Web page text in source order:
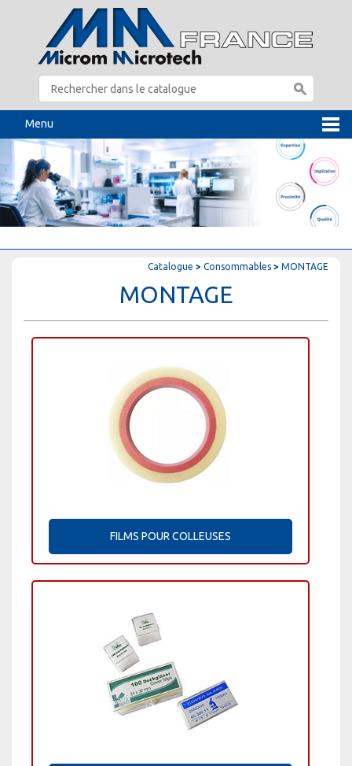
Menu
MONTAGE
Catalogue > Consommables > MONTAGE
FILMS POUR COLLEUSES